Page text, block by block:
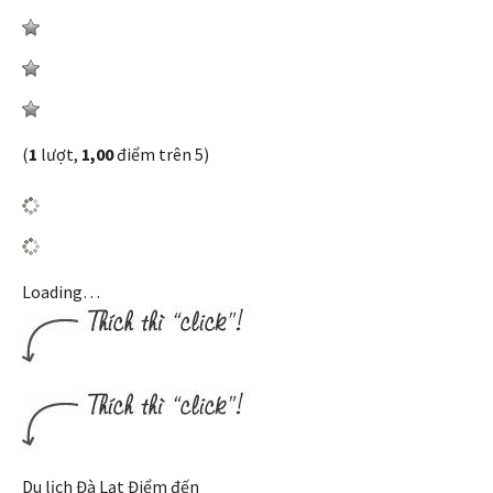
(1 lượt, 1,00điểm trên 5)
Loading…
Du lịch Đà Lạt Điểm đến